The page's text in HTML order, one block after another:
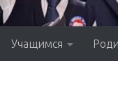
Учащимся